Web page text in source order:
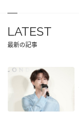
LATEST
最新の記事